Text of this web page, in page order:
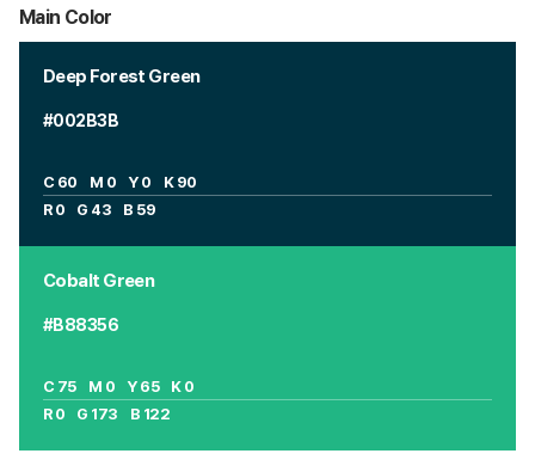
Main Color
Deep Forest Green
#002B3B
C 60 M 0 Y 0 K 90
R 0 G 43 B 59
Cobalt Green
#B88356
C 75 M 0 Y 65 K 0
R 0 G 173 B 122